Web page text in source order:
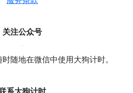
关注公众号
随地在微信中使用大狗计时。
系大狗计时